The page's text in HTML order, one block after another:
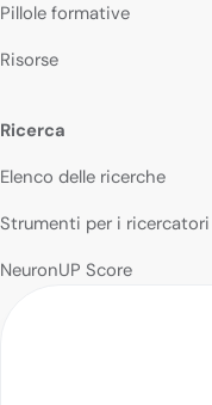
Pillole formative
Risorse
Ricerca
Elenco delle ricerche
Strumenti per i ricercatori
NeuronUP Score